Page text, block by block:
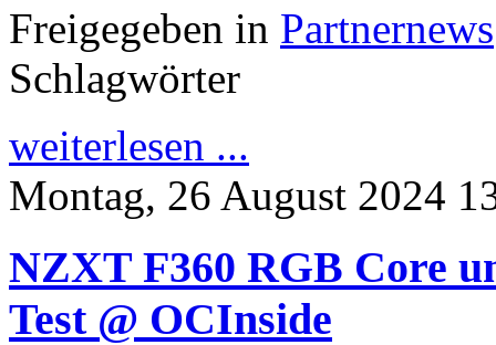
Freigegeben in Partnernews
Schlagwörter
weiterlesen ...
Montag, 26 August 2024
NZXT F360 RGB Core
Test @ OCInside